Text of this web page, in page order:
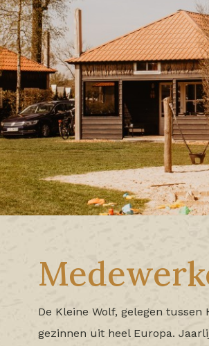
De Kleine Wolf, gelegen
gezinnen uit heel Europa.